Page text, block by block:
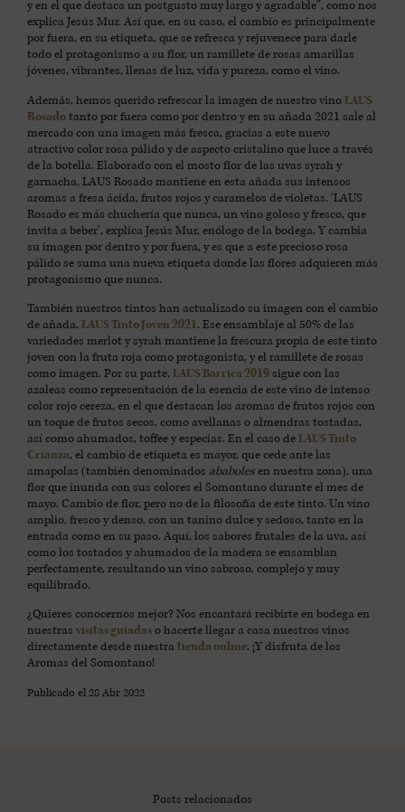
y en el que destaca un postgusto muy largo y agradable”, como nos
explica Jesús Mur. Así que, en su caso, el cambio es principalmente
por fuera, en su etiqueta, que se refresca y rejuvenece para darle
todo el protagonismo a su flor, un ramillete de rosas amarillas
jóvenes, vibrantes, llenas de luz, vida y pureza, como el vino.
Además, hemos querido refrescar la imagen de nuestro vinoLAUS
Rosadotanto por fuera como por dentro y en su añada 2021 sale al
mercado con una imagen más fresca, gracias a este nuevo
atractivo color rosa pálido y de aspecto cristalino que luce a través
de la botella. Elaborado con el mosto flor de las uvas syrah y
garnacha, LAUS Rosado mantiene en esta añada sus intensos
aromas a fresa ácida, frutos rojos y caramelos de violetas. ‘LAUS
Rosado es más chuchería que nunca, un vino goloso y fresco, que
invita a beber’, explica Jesús Mur, enólogo de la bodega. Y cambia
su imagen por dentro y por fuera, y es que a este precioso rosa
pálido se suma una nueva etiqueta donde las flores adquieren más
protagonismo que nunca.
También nuestros tintos han actualizado su imagen con el cambio
de añada. LAUS Tinto Joven 2021. Ese ensamblaje al 50% de las
variedades merlot y syrah mantiene la frescura propia de este tinto
joven con la fruta roja como protagonista, y el ramillete de rosas
como imagen. Por su parte, LAUS Barrica 2019 sigue con las
azaleas como representación de la esencia de este vino de intenso
color rojo cereza, en el que destacan los aromas de frutos rojos con
un toque de frutos secos, como avellanas o almendras tostadas,
así como ahumados, toffee y especias. En el caso deLAUS Tinto
Crianza, el cambio de etiqueta es mayor, que cede ante las
amapolas (también denominados ababolesen nuestra zona), una
flor que inunda con sus colores el Somontano durante el mes de
mayo. Cambio de flor, pero no de la filosofía de este tinto. Un vino
amplio, fresco y denso, con un tanino dulce y sedoso, tanto en la
entrada como en su paso. Aquí, los sabores frutales de la uva, así
como los tostados y ahumados de la madera se ensamblan
perfectamente, resultando un vino sabroso, complejo y muy
equilibrado.
¿Quieres conocernos mejor? Nos encantará recibirte en bodega en
nuestras visitas guiadaso hacerte llegar a casa nuestros vinos
directamente desde nuestra tienda online. ¡Y disfruta de los
Aromas del Somontano!
Publicado el28 Abr 2022
Posts relacionados